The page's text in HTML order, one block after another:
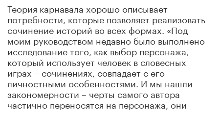
Теория карнавала хорошо описывает
потребности, которые позволяет реализовать
сочинение историй во всех формах. «Под
моим руководством недавно было выполнено
исследование того, как выбор персонажа,
который использует человек в словесных
играх – сочинениях, совпадает с его
личностными особенностями. И мы нашли
закономерности – черты самого автора
частично переносятся на персонажа, они